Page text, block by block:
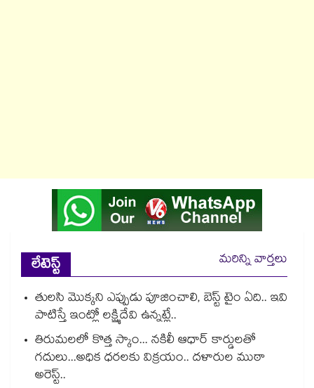
లేటెస్ట్
మరిన్ని వార్తలు
తులసి మొక్కని ఎప్పుడు పూజించాలి, బెస్ట్ టైం ఏది.. ఇవి
పాటిస్తే ఇంట్లో లక్ష్మిదేవి ఉన్నట్లే..
తిరుమలలో కొత్త స్కాం... నకిలీ ఆధార్ కార్డులతో
గదులు...అధిక ధరలకు విక్రయం.. దళారుల ముఠా
అరెస్ట్..